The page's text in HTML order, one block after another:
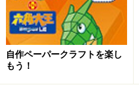
自作ペーパークラフトを楽し
もう！